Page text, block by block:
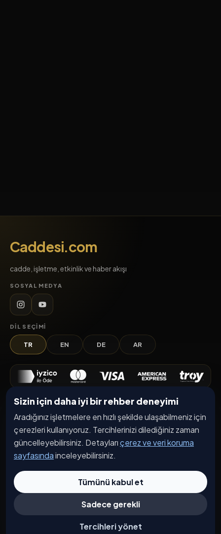
Sizin için daha iyi bir rehber deneyimi
Aradığınız işletmelere en hızlı şekilde ulaşabilmeniz için
çerezleri kullanıyoruz. Tercihlerinizi dilediğiniz zaman
güncelleyebilirsiniz. Detaylarıçerez ve veri koruma
sayfasındainceleyebilirsiniz.
Tümünü kabul et
Sadece gerekli
Tercihleri yönet
Caddesi.com
cadde, işletme, etkinlik ve haber akışı
SOSYAL MEDYA
DIL SEÇIMI
TR EN DE AR
Keşfet
İşletmeler
Etkinlikler
Kampanyalar
Haberler
İşletme Başvurusu
Kurumsal